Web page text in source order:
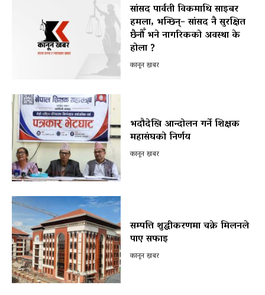
सांसद पार्वती विकमाथि साइबर
हमला, भन्छिन्– सांसद नै सुरक्षित
छैनौँ भने नागरिकको अवस्था के
होला ?
कानून खबर
भदौदेखि आन्दोलन गर्ने शिक्षक
महासंघको निर्णय
कानून खबर
सम्पत्ति शुद्धीकरणमा चक्रे मिलनले
पाए सफाइ
कानून खबर